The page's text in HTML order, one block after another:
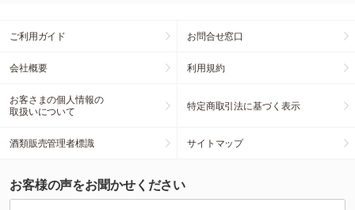
ご利用ガイド お問合せ窓口
会社概要 利用規約
お客さまの個人情報の
取扱いについて
特定商取引法に基づく表示
酒類販売管理者標識 サイトマップ
お客様の声をお聞かせください